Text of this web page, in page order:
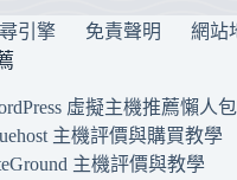
引擎 免責聲明 網站
虛擬主機推薦懶人包
主機評價與購買教學
主機評價與教學